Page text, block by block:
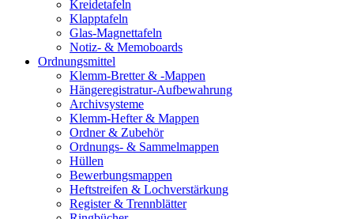
Kreidetafeln
Klapptafeln
Glas-Magnettafeln
Notiz- & Memoboards
Ordnungsmittel
Klemm-Bretter & -Mappen
Hängeregistratur-Aufbewahrung
Archivsysteme
Klemm-Hefter & Mappen
Ordner & Zubehör
Ordnungs- & Sammelmappen
Hüllen
Bewerbungsmappen
Heftstreifen & Lochverstärkung
Register & Trennblätter